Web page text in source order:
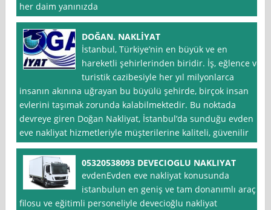
her daim yanınızda
DOĞAN. NAKLİYAT
İstanbul, Türkiye’nin en büyük ve en
hareketli şehirlerinden biridir. İş, eğlence ve
turistik cazibesiyle her yıl milyonlarca
insanın akınına uğrayan bu büyülü şehirde, birçok insan
evlerini taşımak zorunda kalabilmektedir. Bu noktada
devreye giren Doğan Nakliyat, İstanbul’da sunduğu evden
eve nakliyat hizmetleriyle müşterilerine kaliteli, güvenilir
05320538093 DEVECIOGLU NAKLIYAT
evdenEvden eve nakliyat konusunda
istanbulun en geniş ve tam donanımlı araç
filosu ve eğitimli personeliyle devecioğlu nakliyat